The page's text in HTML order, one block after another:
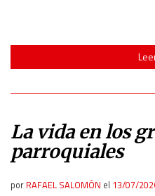
La vida en los
parroquiales
por RAFAEL SALOMÓN el 13/07/